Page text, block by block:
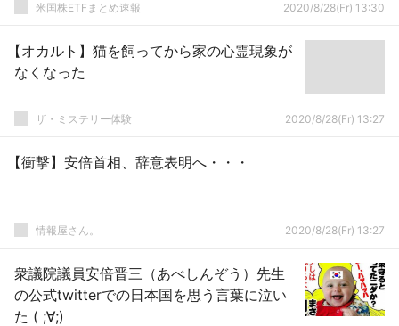
米国株ETFまとめ速報 2020/8/28(Fr) 13:30
【オカルト】猫を飼ってから家の心霊現象が
なくなった
ザ・ミステリー体験 2020/8/28(Fr) 13:27
【衝撃】安倍首相、辞意表明へ・・・
情報屋さん。 2020/8/28(Fr) 13:27
衆議院議員安倍晋三（あべしんぞう）先生
の公式twitterでの日本国を思う言葉に泣い
た ( ;∀;)